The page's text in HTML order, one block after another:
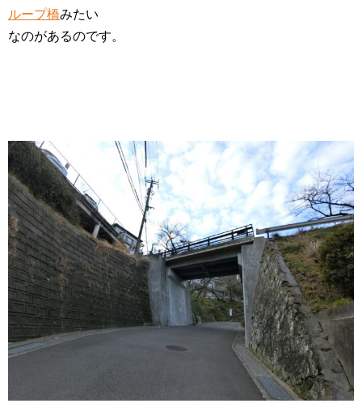
ループ橋みたい
なのがあるのです。